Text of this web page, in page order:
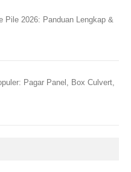
Pile 2026: Panduan Lengkap &
Pagar Panel, Box Culvert,